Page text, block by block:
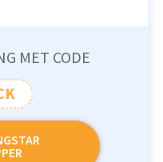
MET CODE